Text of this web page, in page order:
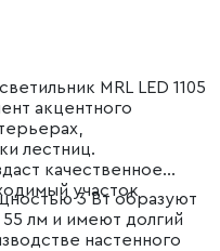
MRL LED 1105
акцентного
лестниц.
качественное
участок
3 Вт образуют
лм и имеют долгий
настенного